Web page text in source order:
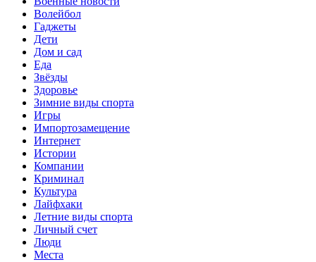
Волейбол
Гаджеты
Дети
Дом и сад
Еда
Звёзды
Здоровье
Зимние виды спорта
Игры
Импортозамещение
Интернет
Истории
Компании
Криминал
Культура
Лайфхаки
Летние виды спорта
Личный счет
Люди
Места